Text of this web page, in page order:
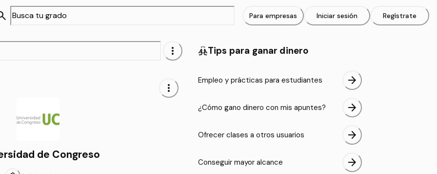
more_vert
more_vert
de Congreso
cheerTips para ganar dinero
Empleo y prácticas para estudiantes arrow_forward
¿Cómo gano dinero con mis apuntes? arrow_forward
Ofrecer clases a otros usuarios arrow_forward
Conseguir mayor alcance arrow_forward
Para empresas Iniciar sesión Regístrate